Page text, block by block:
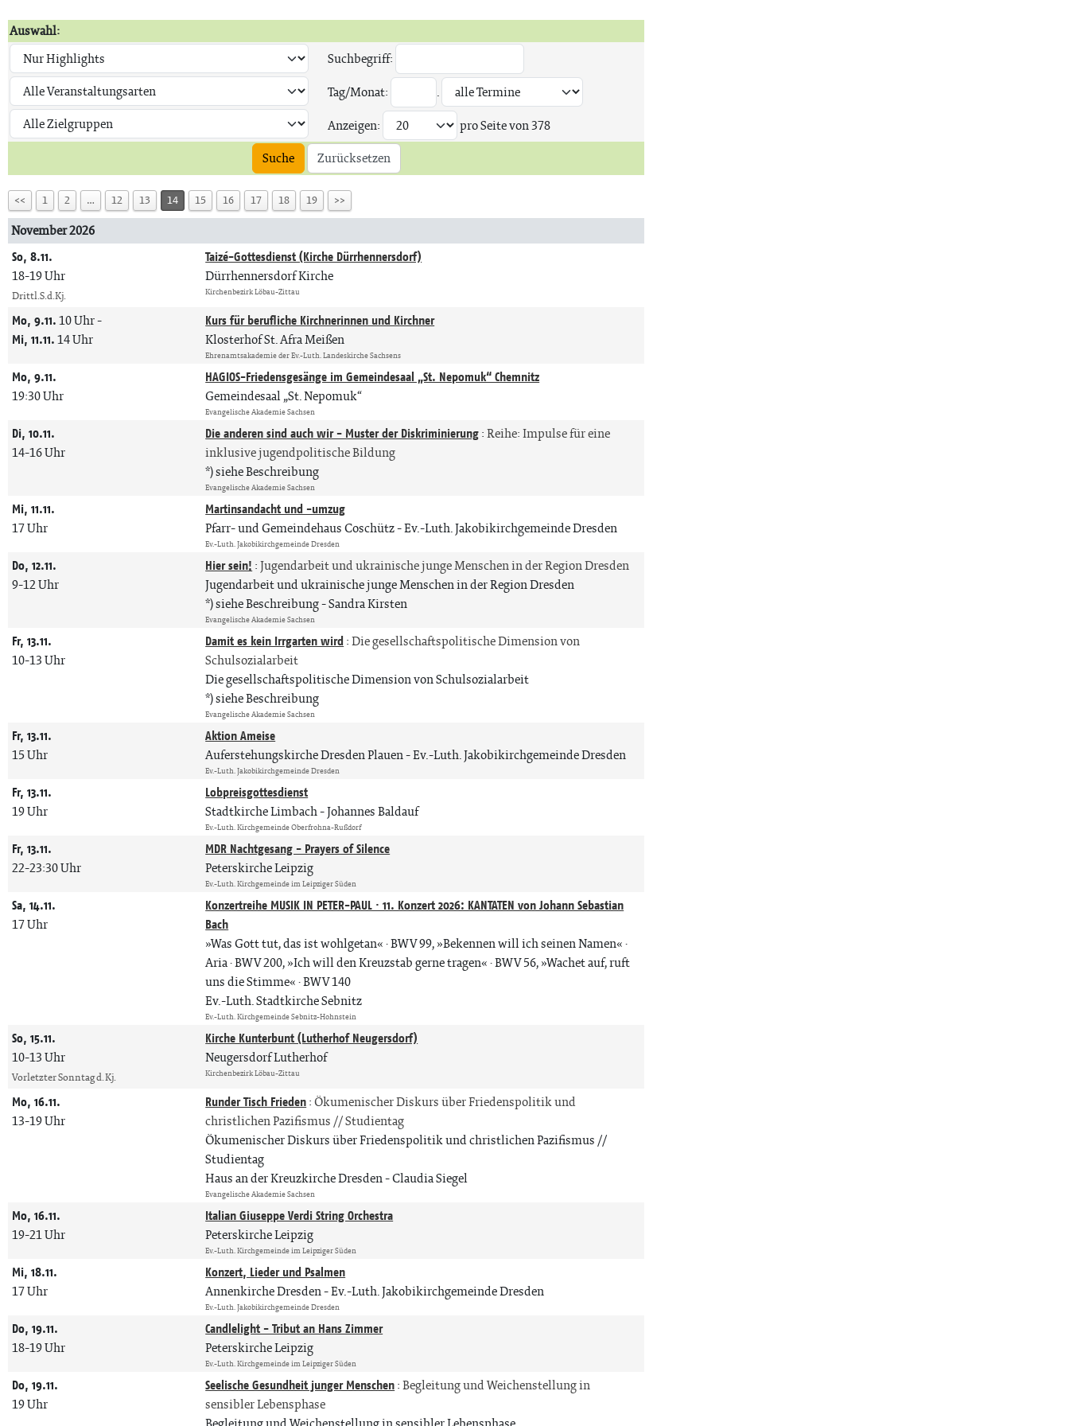
Auswahl:
Suchbegriff:
Tag/Monat:
.
Anzeigen:
pro Seite von378
Suche
Zurücksetzen
<< 1 2 … 12 13 14 15 16 17 18 19 >>
November 2026
So, 8.11.
18-19 Uhr
Drittl.S.d.Kj.
Taizé-Gottesdienst (Kirche Dürrhennersdorf)
Dürrhennersdorf Kirche
Kirchenbezirk Löbau-Zittau
Mo, 9.11.10 Uhr-
Mi, 11.11.14 Uhr
Kurs für berufliche Kirchnerinnen und Kirchner
Klosterhof St. Afra Meißen
Ehrenamtsakademie der Ev.-Luth. Landeskirche Sachsens
Mo, 9.11.
19:30 Uhr
HAGIOS-Friedensgesänge im Gemeindesaal „St. Nepomuk“ Chemnitz
Gemeindesaal „St. Nepomuk“
Evangelische Akademie Sachsen
Di, 10.11.
14-16 Uhr
Die anderen sind auch wir - Muster der Diskriminierung:Reihe: Impulse für eine
inklusive jugendpolitische Bildung
*) siehe Beschreibung
Evangelische Akademie Sachsen
Mi, 11.11.
17 Uhr
Martinsandacht und -umzug
Pfarr- und Gemeindehaus Coschütz Ev.-Luth. Jakobikirchgemeinde Dresden
Ev.-Luth. Jakobikirchgemeinde Dresden
Do, 12.11.
9-12 Uhr
Hier sein! :Jugendarbeit und ukrainische junge Menschen in der Region Dresden
Jugendarbeit und ukrainische junge Menschen in der Region Dresden
*) siehe Beschreibung Sandra Kirsten
Evangelische Akademie Sachsen
Fr, 13.11.
10-13 Uhr
Damit es kein Irrgarten wird:Die gesellschaftspolitische Dimension von
Schulsozialarbeit
Die gesellschaftspolitische Dimension von Schulsozialarbeit
*) siehe Beschreibung
Evangelische Akademie Sachsen
Fr, 13.11.
15 Uhr
Aktion Ameise
Auferstehungskirche Dresden Plauen Ev.-Luth. Jakobikirchgemeinde Dresden
Ev.-Luth. Jakobikirchgemeinde Dresden
Fr, 13.11.
19 Uhr
Lobpreisgottesdienst
Stadtkirche Limbach Johannes Baldauf
Ev.-Luth. Kirchgemeinde Oberfrohna-Rußdorf
Fr, 13.11.
22-23:30 Uhr
MDR Nachtgesang - Prayers of Silence
Peterskirche Leipzig
Ev.-Luth. Kirchgemeinde im Leipziger Süden
Sa, 14.11.
17 Uhr
Konzertreihe MUSIK IN PETER-PAUL · 11. Konzert 2026: KANTATEN von Johann Sebastian
Bach
»Was Gott tut, das ist wohlgetan« · BWV 99, »Bekennen will ich seinen Namen« ·
Aria · BWV 200, »Ich will den Kreuzstab gerne tragen« · BWV 56, »Wachet auf, ruft
uns die Stimme« · BWV 140
Ev.-Luth. Stadtkirche Sebnitz
Ev.-Luth. Kirchgemeinde Sebnitz-Hohnstein
So, 15.11.
10-13 Uhr
Vorletzter Sonntag d. Kj.
Kirche Kunterbunt (Lutherhof Neugersdorf)
Neugersdorf Lutherhof
Kirchenbezirk Löbau-Zittau
Mo, 16.11.
13-19 Uhr
Runder Tisch Frieden:Ökumenischer Diskurs über Friedenspolitik und
christlichen Pazifismus // Studientag
Ökumenischer Diskurs über Friedenspolitik und christlichen Pazifismus //
Studientag
Haus an der Kreuzkirche Dresden Claudia Siegel
Evangelische Akademie Sachsen
Mo, 16.11.
19-21 Uhr
Italian Giuseppe Verdi String Orchestra
Peterskirche Leipzig
Ev.-Luth. Kirchgemeinde im Leipziger Süden
Mi, 18.11.
17 Uhr
Konzert, Lieder und Psalmen
Annenkirche Dresden Ev.-Luth. Jakobikirchgemeinde Dresden
Ev.-Luth. Jakobikirchgemeinde Dresden
Do, 19.11.
18-19 Uhr
Candlelight - Tribut an Hans Zimmer
Peterskirche Leipzig
Ev.-Luth. Kirchgemeinde im Leipziger Süden
Do, 19.11.
19 Uhr
Seelische Gesundheit junger Menschen:Begleitung und Weichenstellung in
sensibler Lebensphase